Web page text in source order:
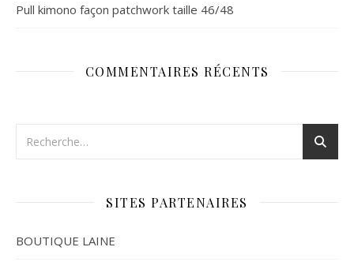
Pull kimono façon patchwork taille 46/48
COMMENTAIRES RÉCENTS
SITES PARTENAIRES
BOUTIQUE LAINE